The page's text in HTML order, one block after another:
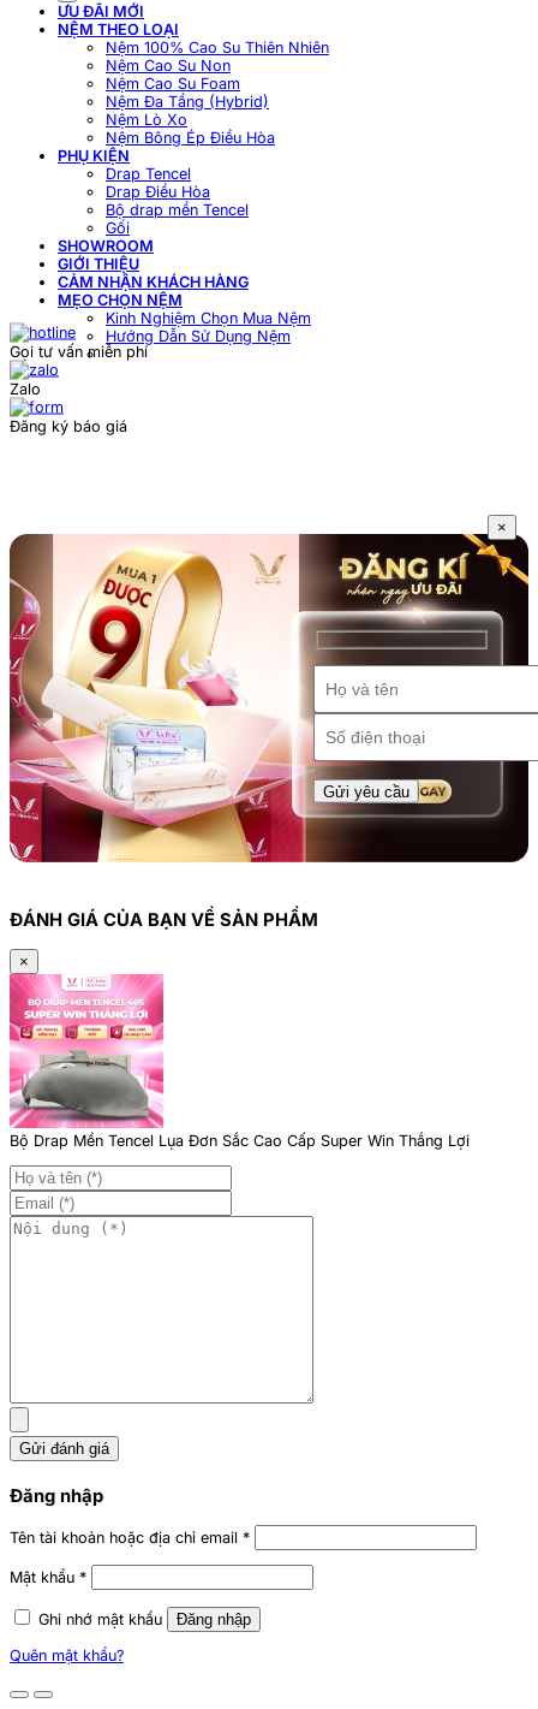
ƯU ĐÃI MỚI
NỆM THEO LOẠI
Nệm 100% Cao Su Thiên Nhiên
Nệm Cao Su Non
Nệm Cao Su Foam
Nệm Đa Tầng (Hybrid)
Nệm Lò Xo
Nệm Bông Ép Điều Hòa
PHỤ KIỆN
Drap Tencel
Drap Điều Hòa
Bộ drap mền Tencel
Gối
SHOWROOM
GIỚI THIỆU
CẢM NHẬN KHÁCH HÀNG
MẸO CHỌN NỆM
Kinh Nghiệm Chọn Mua Nệm
Hướng Dẫn Sử Dụng Nệm
Gọi tư vấn miễn phí
Zalo
Đăng ký báo giá
×
ĐÁNH GIÁ CỦA BẠN VỀ SẢN PHẨM
×
Bộ Drap Mền Tencel Lụa Đơn Sắc Cao Cấp Super Win Thắng Lợi
Gửi đánh giá
Đăng nhập
Tên tài khoản hoặc địa chỉ email *
Mật khẩu *
Ghi nhớ mật khẩu Đăng nhập
Quên mật khẩu?